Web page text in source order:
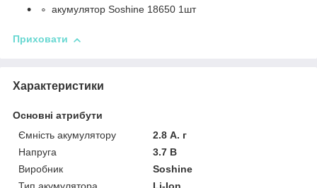
акумулятор Soshine 18650 1шт
Приховати
Характеристики
Основні атрибути
Ємність акумулятору
2.8 А. г
Напруга
3.7 В
Виробник
Soshine
Тип акумулятора
Li-Ion